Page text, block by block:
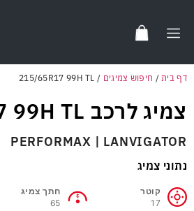
דף בית/ חיפוש צמיגים /
215/65R17 99H TL
צמיג לרכב 215/65R17 99H TL
PERFORMAX | LANVIGATOR
נתוני צמיג
קוטר
17
חתך צמיג
65